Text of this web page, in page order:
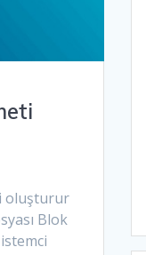
oluşturur
Blok